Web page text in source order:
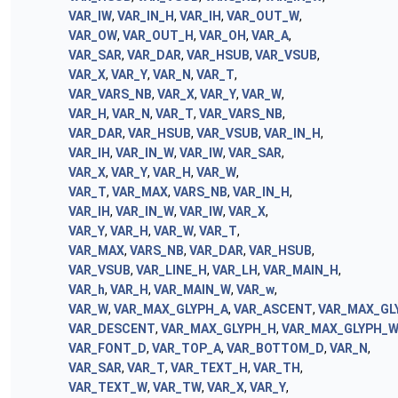
VAR_IW, VAR_IN_H, VAR_IH, VAR_OUT_W,
VAR_OW, VAR_OUT_H, VAR_OH, VAR_A,
VAR_SAR, VAR_DAR, VAR_HSUB, VAR_VSUB,
VAR_X, VAR_Y, VAR_N, VAR_T,
VAR_VARS_NB, VAR_X, VAR_Y, VAR_W,
VAR_H, VAR_N, VAR_T, VAR_VARS_NB,
VAR_DAR, VAR_HSUB, VAR_VSUB, VAR_IN_H,
VAR_IH, VAR_IN_W, VAR_IW, VAR_SAR,
VAR_X, VAR_Y, VAR_H, VAR_W,
VAR_T, VAR_MAX, VARS_NB, VAR_IN_H,
VAR_IH, VAR_IN_W, VAR_IW, VAR_X,
VAR_Y, VAR_H, VAR_W, VAR_T,
VAR_MAX, VARS_NB, VAR_DAR, VAR_HSUB,
VAR_VSUB, VAR_LINE_H, VAR_LH, VAR_MAIN_H,
VAR_h, VAR_H, VAR_MAIN_W, VAR_w,
VAR_W, VAR_MAX_GLYPH_A, VAR_ASCENT,
VAR_DESCENT, VAR_MAX_GLYPH_H, VAR_MAX_GLYPH_W
VAR_FONT_D, VAR_TOP_A, VAR_BOTTOM_D, VAR_N,
VAR_SAR, VAR_T, VAR_TEXT_H, VAR_TH,
VAR_TEXT_W, VAR_TW, VAR_X, VAR_Y,